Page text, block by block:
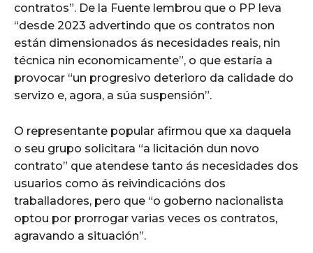
contratos”. De la Fuente lembrou que o PP leva
“desde 2023 advertindo que os contratos non
están dimensionados ás necesidades reais, nin
técnica nin economicamente”, o que estaría a
provocar “un progresivo deterioro da calidade do
servizo e, agora, a súa suspensión”.
O representante popular afirmou que xa daquela
o seu grupo solicitara “a licitación dun novo
contrato” que atendese tanto ás necesidades dos
usuarios como ás reivindicacións dos
traballadores, pero que “o goberno nacionalista
optou por prorrogar varias veces os contratos,
agravando a situación”.